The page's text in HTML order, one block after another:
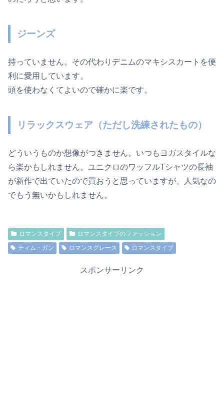
ジーンズ
持っていません。その代わりデニムのマキシスカートを便
利に愛用しています。
頭を使わなくてよいので確かに楽です。
リラックスウェア（ただし洗練されたもの）
どういうものか想像がつきません。いつもヨガスタイルな
ら楽かもしれません。ユニクロのワッフルTシャツの長袖
が新作で出ていたので買おうと思っていますが、人気なの
でもう無いかもしれません。
ロマンスタイプ
ロマンスタイプのファッション
ティム・ガン
ロマンスグレース ロマンスタイプ
スポンサーリンク